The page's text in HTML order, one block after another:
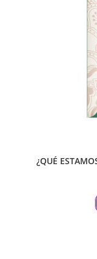
¿QUÉ